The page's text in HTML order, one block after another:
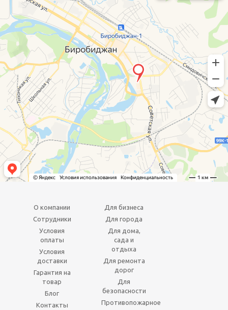
О компании
Сотрудники
Условия
оплаты
Условия
доставки
Гарантия на
товар
Блог
Контакты
Для бизнеса
Для города
Для дома,
сада и
отдыха
Для ремонта
дорог
Для
безопасности
Противопожарное